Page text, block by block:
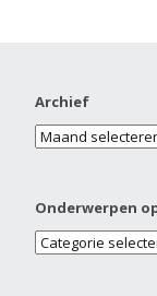
Archief
Onderwerpen